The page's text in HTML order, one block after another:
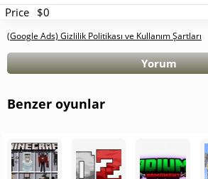
Price $0
(Google Ads) Gizlilik Politikası ve Kullanım Şartları
Yorum
Benzer oyunlar